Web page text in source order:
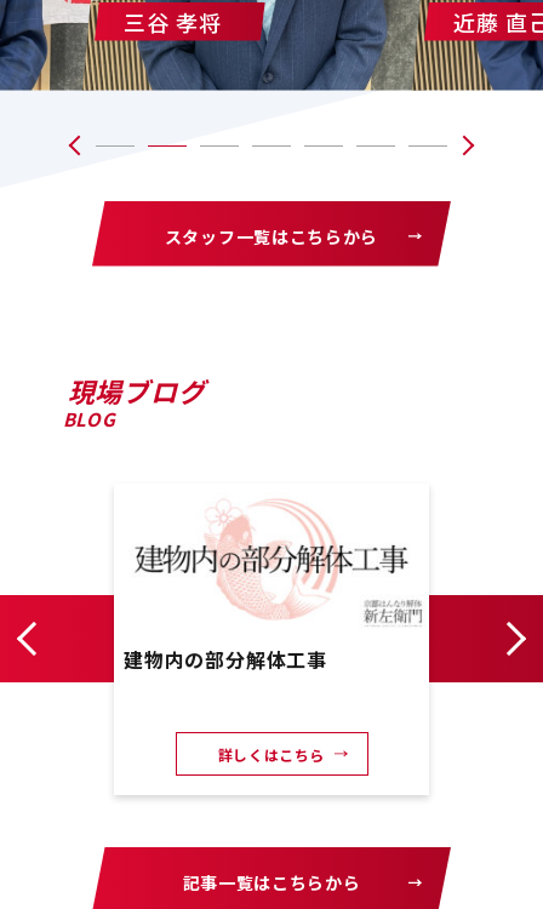
三谷 孝将 近藤 直
スタッフ一覧はこちらから
現場ブログ
BLOG
建物内の部分解体工事
詳しくはこちら
商
記事一覧はこちらから